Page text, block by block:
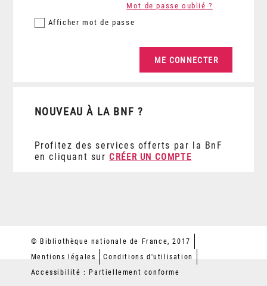
Afficher mot de passe
Mot de passe oublié ?
NOUVEAU À LA BNF ?
Profitez des services offerts par la BnF
en cliquant sur CRÉER UN COMPTE
© Bibliothèque nationale de France, 2017
Mentions légales
Conditions d'utilisation
Accessibilité : Partiellement conforme